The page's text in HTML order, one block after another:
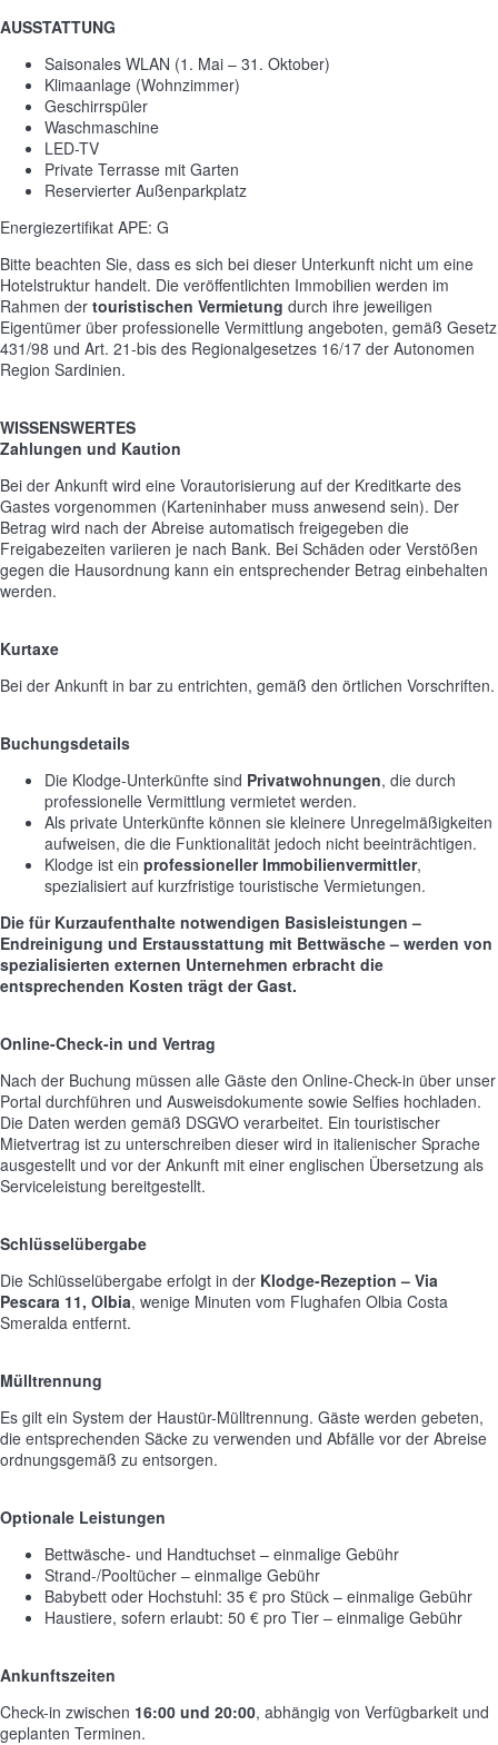
AUSSTATTUNG
Saisonales WLAN (1. Mai – 31. Oktober)
Klimaanlage (Wohnzimmer)
Geschirrspüler
Waschmaschine
LED-TV
Private Terrasse mit Garten
Reservierter Außenparkplatz
Energiezertifikat APE: G
Bitte beachten Sie, dass es sich bei dieser Unterkunft nicht um eine
Hotelstruktur handelt. Die veröffentlichten Immobilien werden im
Rahmen der touristischen Vermietung durch ihre jeweiligen
Eigentümer über professionelle Vermittlung angeboten, gemäß Gesetz
431/98 und Art. 21-bis des Regionalgesetzes 16/17 der Autonomen
Region Sardinien.
WISSENSWERTES
Zahlungen und Kaution
Bei der Ankunft wird eine Vorautorisierung auf der Kreditkarte des
Gastes vorgenommen (Karteninhaber muss anwesend sein). Der
Betrag wird nach der Abreise automatisch freigegeben die
Freigabezeiten variieren je nach Bank. Bei Schäden oder Verstößen
gegen die Hausordnung kann ein entsprechender Betrag einbehalten
werden.
Kurtaxe
Bei der Ankunft in bar zu entrichten, gemäß den örtlichen Vorschriften.
Buchungsdetails
Die Klodge-Unterkünfte sind Privatwohnungen, die durch
professionelle Vermittlung vermietet werden.
Als private Unterkünfte können sie kleinere Unregelmäßigkeiten
aufweisen, die die Funktionalität jedoch nicht beeinträchtigen.
Klodge ist ein professioneller Immobilienvermittler,
spezialisiert auf kurzfristige touristische Vermietungen.
Die für Kurzaufenthalte notwendigen Basisleistungen –
Endreinigung und Erstausstattung mit Bettwäsche – werden von
spezialisierten externen Unternehmen erbracht die
entsprechenden Kosten trägt der Gast.
Online-Check-in und Vertrag
Nach der Buchung müssen alle Gäste den Online-Check-in über unser
Portal durchführen und Ausweisdokumente sowie Selfies hochladen.
Die Daten werden gemäß DSGVO verarbeitet. Ein touristischer
Mietvertrag ist zu unterschreiben dieser wird in italienischer Sprache
ausgestellt und vor der Ankunft mit einer englischen Übersetzung als
Serviceleistung bereitgestellt.
Schlüsselübergabe
Die Schlüsselübergabe erfolgt in der Klodge-Rezeption – Via
Pescara 11, Olbia, wenige Minuten vom Flughafen Olbia Costa
Smeralda entfernt.
Mülltrennung
Es gilt ein System der Haustür-Mülltrennung. Gäste werden gebeten,
die entsprechenden Säcke zu verwenden und Abfälle vor der Abreise
ordnungsgemäß zu entsorgen.
Optionale Leistungen
Bettwäsche- und Handtuchset – einmalige Gebühr
Strand-/Pooltücher – einmalige Gebühr
Babybett oder Hochstuhl: 35 € pro Stück – einmalige Gebühr
Haustiere, sofern erlaubt: 50 € pro Tier – einmalige Gebühr
Ankunftszeiten
Check-in zwischen 16:00 und 20:00, abhängig von Verfügbarkeit und
geplanten Terminen.